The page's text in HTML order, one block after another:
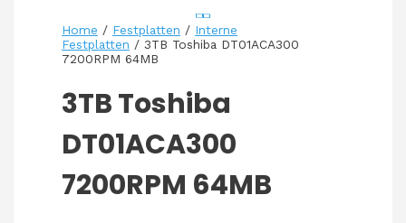
Home / Festplatten / Interne
Festplatten / 3TB Toshiba DT01ACA300
7200RPM 64MB
3TB Toshiba
DT01ACA300
7200RPM 64MB